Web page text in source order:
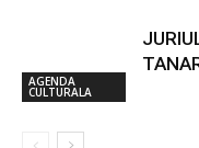
AGENDA
CULTURALA